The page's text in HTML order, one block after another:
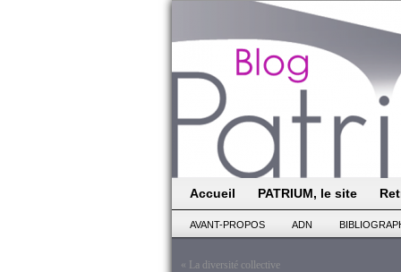
Accueil PATRIUM, le site
AVANT-PROPOS ADN
« La diversité collective